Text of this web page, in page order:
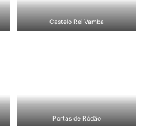
Castelo Rei Vamba
Portas de Ródão